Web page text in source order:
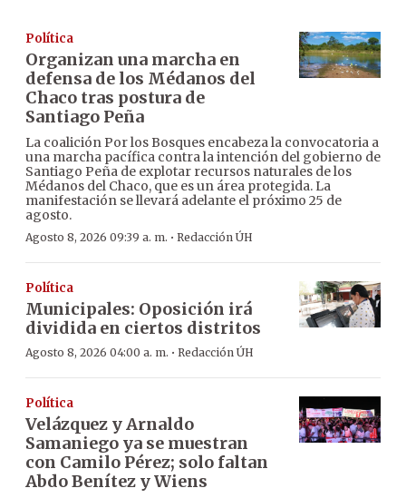
Política
Organizan una marcha en
defensa de los Médanos del
Chaco tras postura de
Santiago Peña
La coalición Por los Bosques encabeza la convocatoria a
una marcha pacífica contra la intención del gobierno de
Santiago Peña de explotar recursos naturales de los
Médanos del Chaco, que es un área protegida. La
manifestación se llevará adelante el próximo 25 de
agosto.
Agosto 8, 2026 09:39 a. m. · Redacción ÚH
Política
Municipales: Oposición irá
dividida en ciertos distritos
Agosto 8, 2026 04:00 a. m. · Redacción ÚH
Política
Velázquez y Arnaldo
Samaniego ya se muestran
con Camilo Pérez; solo faltan
Abdo Benítez y Wiens